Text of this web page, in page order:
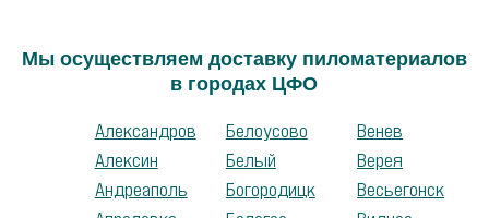
Мы осуществляем доставку пиломатериалов
в городах ЦФО
Александров
Алексин
Андреаполь
Белоусово
Белый
Богородицк
Венев
Верея
Весьегонск